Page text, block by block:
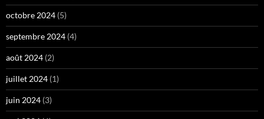
octobre 2024 (5)
septembre 2024 (4)
août 2024 (2)
juillet 2024 (1)
juin 2024 (3)